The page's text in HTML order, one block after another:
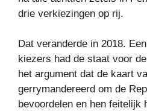
drie verkiezingen op rij.
Dat veranderde in 2018.
kiezers had de staat voor
het argument dat de kaart
gerrymandereerd om de
bevoordelen en hen feitelijk